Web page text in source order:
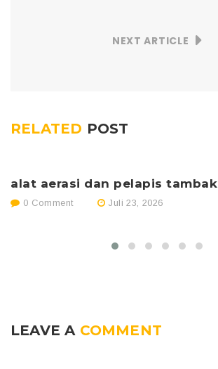
NEXT ARTICLE
RELATED POST
alat aerasi dan pelapis tambak
0 Comment Juli 23, 2026
LEAVE A COMMENT